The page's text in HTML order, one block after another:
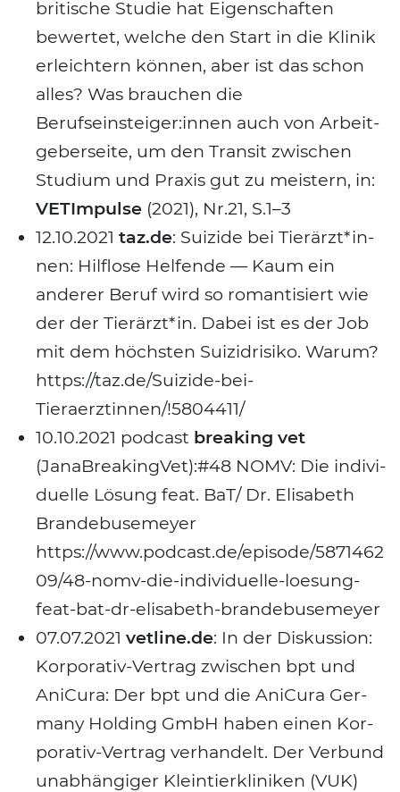
bri­ti­sche Stu­die hat Eigen­schaf­ten
bewer­tet, wel­che den Start in die Kli­nik
erleich­tern kön­nen, aber ist das schon
alles? Was brau­chen die
Berufseinsteiger:innen auch von Arbeit­
ge­ber­sei­te, um den Tran­sit zwi­schen
Stu­di­um und Pra­xis gut zu meis­tern, in:
VET­Im­pul­se (2021), Nr.21, S.1–3
12.10.2021 taz.de: Sui­zi­de bei Tier­ärz­t*in­
nen: Hilf­lo­se Hel­fen­de — Kaum ein
ande­rer Beruf wird so roman­ti­siert wie
der der Tierärzt*in. Dabei ist es der Job
mit dem höchs­ten Sui­zid­ri­si­ko. Warum?
https://taz.de/Suizide-bei-
Tieraerztinnen/!5804411/
10.10.2021 pod­cast brea­king vet
(JanaBreakingVet):#48 NOMV: Die indi­vi­
du­el­le Lösung feat. BaT/ Dr. Eli­sa­beth
Bran­de­bu­se­mey­er
https://www.podcast.de/episode/5871462
09/48-nomv-die-individuelle-loesung-
feat-bat-dr-elisabeth-brandebusemeyer
07.07.2021 vetline.de: In der Dis­kus­si­on:
Kor­po­ra­tiv-Ver­trag zwi­schen bpt und
Ani­Cu­ra: Der bpt und die Ani­Cu­ra Ger­
ma­ny Hol­ding GmbH haben einen Kor­
po­ra­tiv-Ver­trag ver­han­delt. Der Ver­bund
unab­hän­gi­ger Klein­tier­kli­ni­ken (VUK)